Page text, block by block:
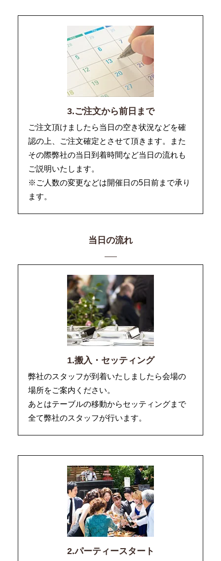
3.ご注文から前日まで
ご注文頂けましたら当日の空き状況などを確
認の上、ご注文確定とさせて頂きます。また
その際弊社の当日到着時間など当日の流れも
ご説明いたします。
※ご人数の変更などは開催日の5日前まで承り
ます。
当日の流れ
1.搬入・セッティング
弊社のスタッフが到着いたしましたら会場の
場所をご案内ください。
あとはテーブルの移動からセッティングまで
全て弊社のスタッフが行います。
2.パーティースタート